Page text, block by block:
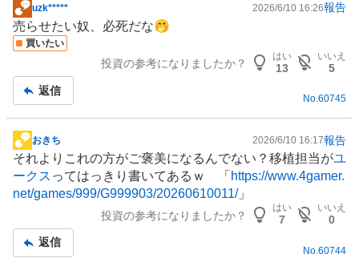
掲
示
板
uzk***** 2026/6/10 16:26報告
売らせたい奴、必死だな🤭
買いたい
投資の参考になりましたか？
はい
13
いいえ
5
返信
No.60745
掲
示
記
おきち 2026/6/10 16:17報告
それよりこれの方がご褒美になるんでない？移植担当がユ
ークス ってはっきり書いてあるｗ 「 https://www.4gamer.
net/games/999/G999903/20260610011/」
投資の参考になりましたか？
はい
7
いいえ
0
返信
No. 60744